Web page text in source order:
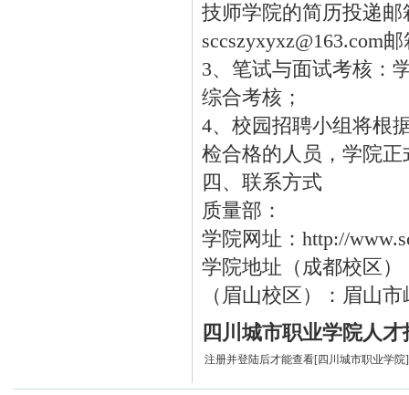
技师学院的简历投递邮
sccszyxyxz@163.com
3、笔试与面试考核：
综合考核；
4、校园招聘小组将根
检合格的人员，学院
四、联系方式
质量部：
学院网址：http://
学院地址（成都校区
（眉山校区）：眉山
四川城市职业学院人
注册并登陆后才能查看[四川城市职业学